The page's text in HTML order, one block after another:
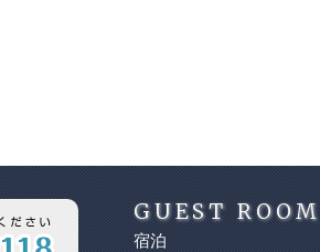
GUEST ROOM
宿泊